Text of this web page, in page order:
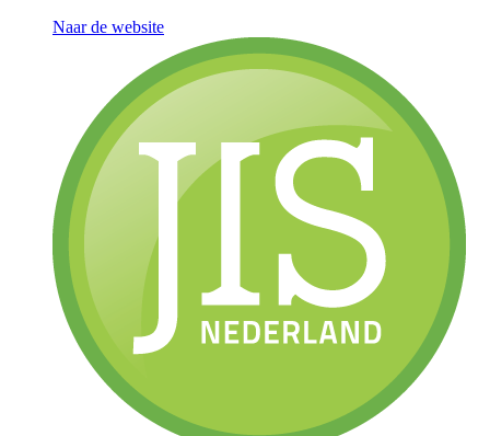
Naar de website